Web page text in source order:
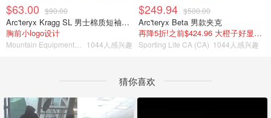
$63.00 $90.00
Arc'teryx Kragg SL 男士棉质短袖T恤
胸前小logo设计
1044人感兴趣
$249.94 $500.00
Arc'teryx Beta 男款夹克
再降5折!之前$424.96 大橙子好显白 蹲补
Sporting Life CA (CA) 1044人感兴趣
猜你喜欢